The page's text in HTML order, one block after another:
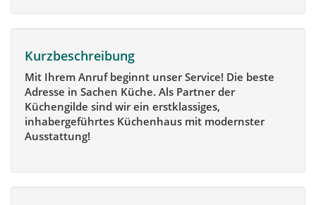
Kurzbeschreibung
Mit Ihrem Anruf beginnt unser Service! Die beste
Adresse in Sachen Küche. Als Partner der
Küchengilde sind wir ein erstklassiges,
inhabergeführtes Küchenhaus mit modernster
Ausstattung!